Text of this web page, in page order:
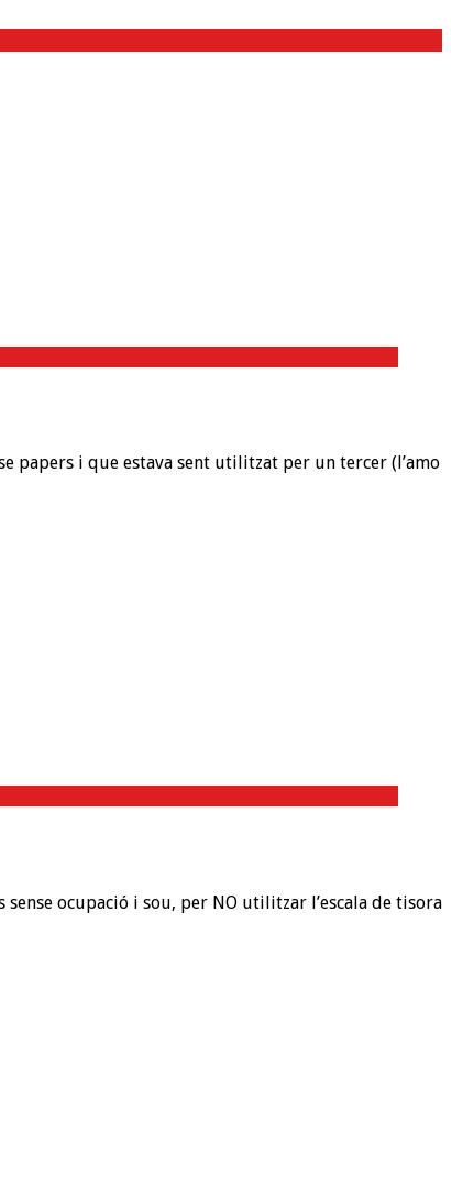
papers i que estava sent utilitzat per un tercer (l’amo
ocupació i sou, per NO utilitzar l’escala de tisora